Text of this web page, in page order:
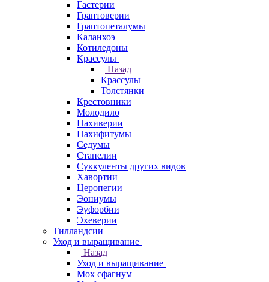
Гастерии
Граптоверии
Граптопеталумы
Каланхоэ
Котиледоны
Крассулы
Назад
Крассулы
Толстянки
Крестовники
Молодило
Пахиверии
Пахифитумы
Седумы
Стапелии
Суккуленты других видов
Хавортии
Церопегии
Эониумы
Эуфорбии
Эхеверии
Тилландсии
Уход и выращивание
Назад
Уход и выращивание
Мох сфагнум